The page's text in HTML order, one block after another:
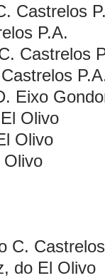
Castrelos
P.A.
Castrelos
Eixo
Olivo
Olivo
Olivo
C.
do El Olivo